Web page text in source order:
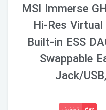
MSI Immerse
Hi-Res
Built-in ESS
Swappable
Jack/